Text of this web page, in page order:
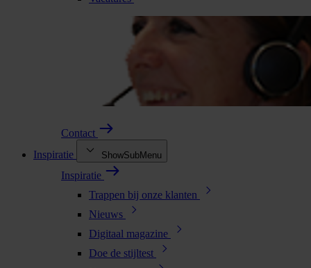
Contact
Inspiratie
ShowSubMenu
Inspiratie
Trappen bij onze klanten
Nieuws
Digitaal magazine
Doe de stijltest